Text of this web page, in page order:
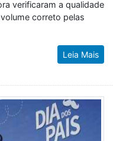
verificaram a qualidade
correto pelas
Leia Mais